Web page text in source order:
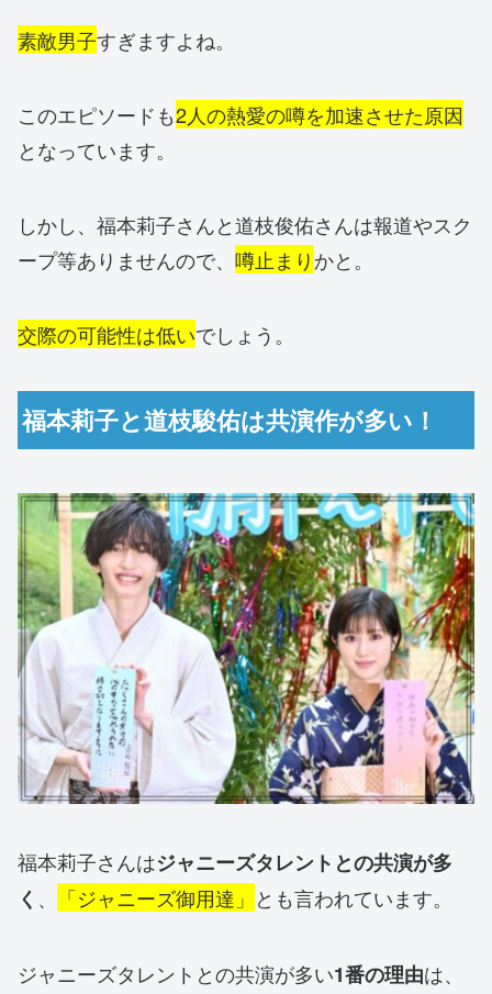
素敵男子すぎますよね。
このエピソードも2人の熱愛の噂を加速させた原因
となっています。
しかし、福本莉子さんと道枝俊佑さんは報道やスク
ープ等ありませんので、 噂止まりかと。
交際の可能性は低いでしょう。
福本莉子と道枝駿佑は共演作が多い！
福本莉子さんはジャニーズタレントとの共演が多
く 、 「ジャニーズ御用達」 とも言われています。
ジャニーズタレントとの共演が多い1番の理由は、